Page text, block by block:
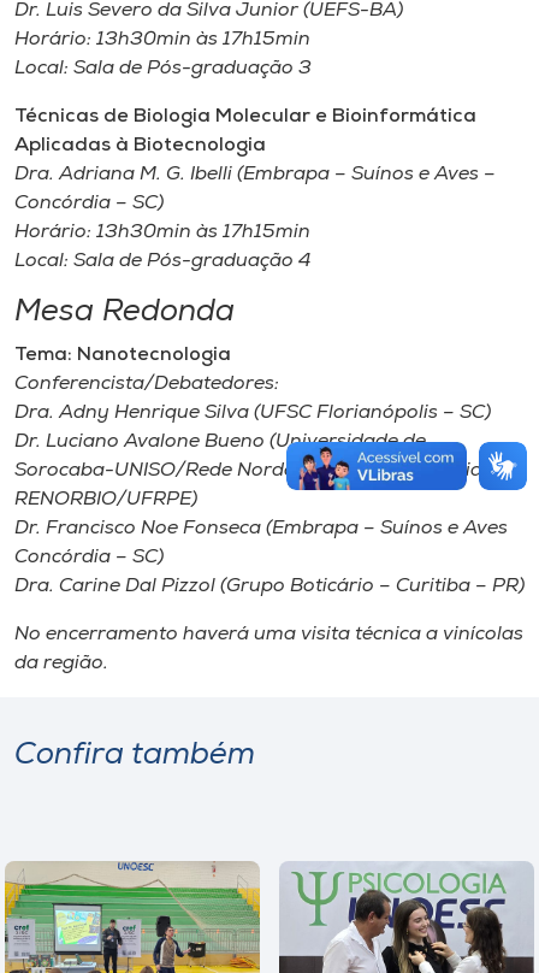
Dr. Luis Severo da Silva Junior (UEFS-BA)
Horário: 13h30min às 17h15min
Local: Sala de Pós-graduação 3
Técnicas de Biologia Molecular e Bioinformática
Aplicadas à Biotecnologia
Dra. Adriana M. G. Ibelli (Embrapa – Suínos e Aves –
Concórdia – SC)
Horário: 13h30min às 17h15min
Local: Sala de Pós-graduação 4
Mesa Redonda
Tema: Nanotecnologia
Conferencista/Debatedores:
Dra. Adny Henrique Silva (UFSC Florianópolis – SC)
Dr. Luciano Avalone Bueno (Universidade de
Sorocaba-UNISO/Rede Nordeste de Biotecnologia-
RENORBIO/UFRPE)
Dr. Francisco Noe Fonseca (Embrapa – Suínos e Aves
Concórdia – SC)
Dra. Carine Dal Pizzol (Grupo Boticário – Curitiba – PR)
No encerramento haverá uma visita técnica a vinícolas
da região.
Confira também